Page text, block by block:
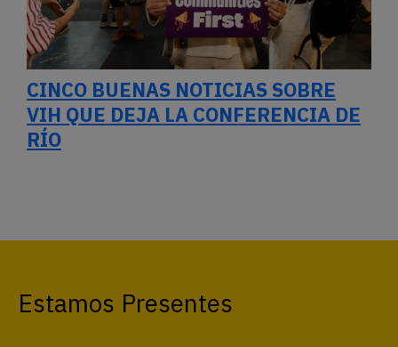
CINCO BUENAS NOTICIAS SOBRE
VIH QUE DEJA LA CONFERENCIA DE
RÍO
Estamos Presentes